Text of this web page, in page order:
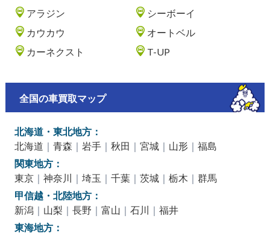
アラジン
シーボーイ
カウカウ
オートベル
カーネクスト
T-UP
全国の車買取マップ
北海道・東北地方：
北海道 ｜ 青森 ｜ 岩手｜ 秋田 ｜ 宮城｜ 山形｜ 福島
関東地方：
東京｜ 神奈川 ｜ 埼玉 ｜ 千葉｜ 茨城｜ 栃木 ｜ 群馬
甲信越・北陸地方：
新潟 ｜ 山梨 ｜ 長野 ｜ 富山 ｜ 石川 ｜ 福井
東海地方：